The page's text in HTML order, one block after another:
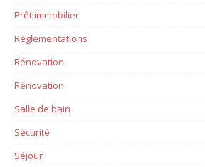
Prêt immobilier
Réglementations
Rénovation
Rénovation
Salle de bain
Sécurité
Séjour